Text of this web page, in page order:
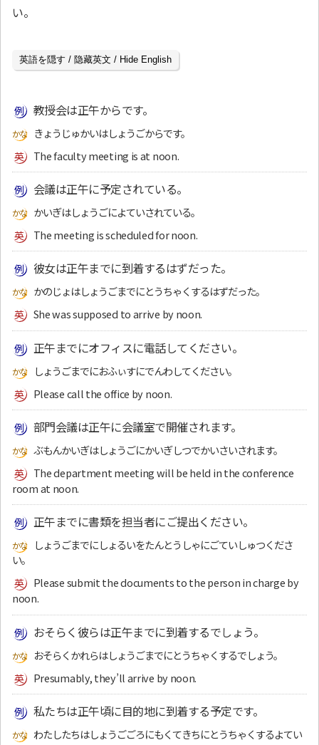
い。
英語を隠す / 隐藏英文 / Hide English
教授会は正午からです。
きょうじゅかいはしょうごからです。
The faculty meeting is at noon.
会議は正午に予定されている。
かいぎはしょうごによていされている。
The meeting is scheduled for noon.
彼女は正午までに到着するはずだった。
かのじょはしょうごまでにとうちゃくするはずだった。
She was supposed to arrive by noon.
正午までにオフィスに電話してください。
しょうごまでにおふぃすにでんわしてください。
Please call the office by noon.
部門会議は正午に会議室で開催されます。
ぶもんかいぎはしょうごにかいぎしつでかいさいされます。
The department meeting will be held in the conference
room at noon.
正午までに書類を担当者にご提出ください。
しょうごまでにしょるいをたんとうしゃにごていしゅつくださ
い。
Please submit the documents to the person in charge by
noon.
おそらく彼らは正午までに到着するでしょう。
おそらくかれらはしょうごまでにとうちゃくするでしょう。
Presumably, they’ll arrive by noon.
私たちは正午頃に目的地に到着する予定です。
わたしたちはしょうごごろにもくてきちにとうちゃくするよてい